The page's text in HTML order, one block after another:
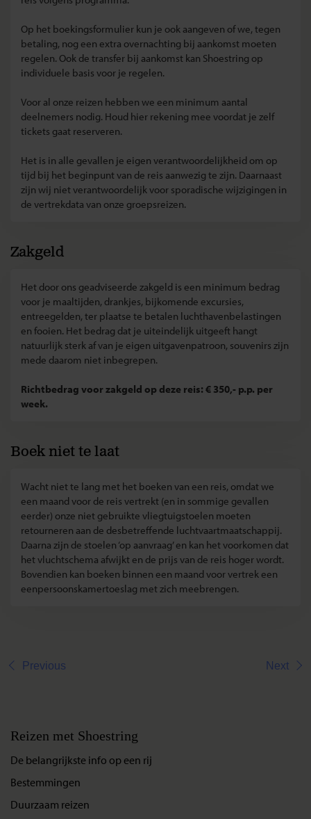
Op het boekingsformulier kun je ook aangeven of we, tegen
betaling, nog een extra overnachting bij aankomst moeten
regelen. Ook de transfer bij aankomst kan Shoestring op
individuele basis voor je regelen.
Voor al onze reizen hebben we een minimum aantal
deelnemers nodig. Houd hier rekening mee voordat je zelf
tickets gaat reserveren.
Het is in alle gevallen je eigen verantwoordelijkheid om op
tijd bij het beginpunt van de reis aanwezig te zijn. Daarnaast
zijn wij niet verantwoordelijk voor sporadische wijzigingen in
de vertrekdata van onze groepsreizen.
Zakgeld
Het door ons geadviseerde zakgeld is een minimum bedrag
voor je maaltijden, drankjes, bijkomende excursies,
entreegelden, ter plaatse te betalen luchthavenbelastingen
en fooien. Het bedrag dat je uiteindelijk uitgeeft hangt
natuurlijk sterk af van je eigen uitgavenpatroon, souvenirs zijn
mede daarom niet inbegrepen.
Richtbedrag voor zakgeld op deze reis: € 350,- p.p. per
week.
Boek niet te laat
Wacht niet te lang met het boeken van een reis, omdat we
een maand voor de reis vertrekt (en in sommige gevallen
eerder) onze niet gebruikte vliegtuigstoelen moeten
retourneren aan de desbetreffende luchtvaartmaatschappij.
Daarna zijn de stoelen ‘op aanvraag’ en kan het voorkomen dat
het vluchtschema afwijkt en de prijs van de reis hoger wordt.
Bovendien kan boeken binnen een maand voor vertrek een
eenpersoonskamertoeslag met zich meebrengen.
Previous Next
Reizen met Shoestring
De belangrijkste info op een rij
Bestemmingen
Duurzaam reizen